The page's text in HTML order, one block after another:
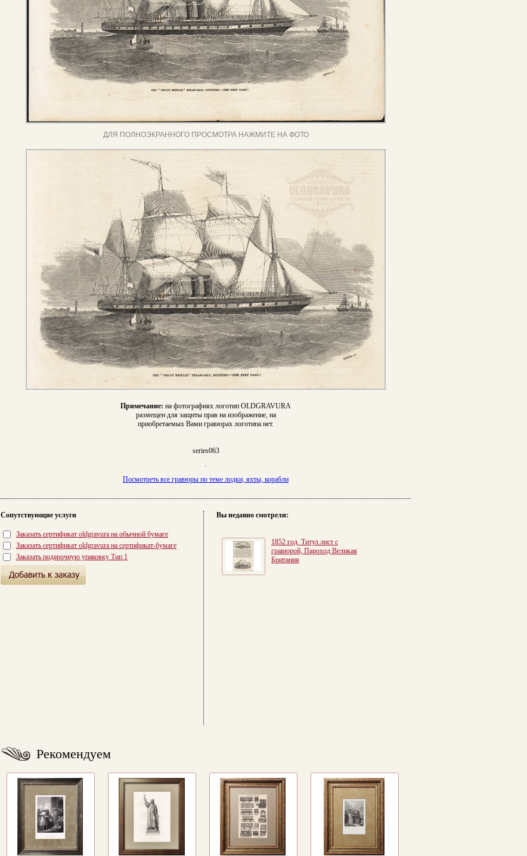
ДЛЯ ПОЛНОЭКРАННОГО ПРОСМОТРА НАЖМИТЕ НА ФОТО
Примечание: на фотографиях логотип OLDGRAVURA
размещен для защиты прав на изображение, на
приобретаемых Вами гравюрах логотипа нет.
series063
.
Посмотреть все гравюры по теме лодки, яхты, корабли
Сопутствующие услуги
Заказать сертификат oldgravura на обычной бумаге
Заказать сертификат oldgravura на сертификат-бумаге
Заказать подарочную упаковку Тип 1
Вы недавно смотрели:
1852 год. Титул.лист с
гравюрой, Пароход Великая
Британия
Рекомендуем